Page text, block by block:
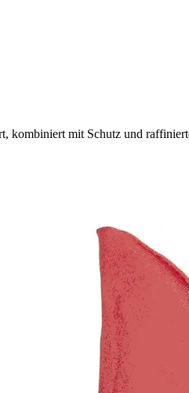
mit Schutz und